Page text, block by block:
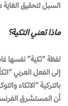
السبل لتحقيق
ماذا تعني التكية؟
لفظة “تكية” نفسها
إلى الفعل العربي
بالتركية “الاتكاء
أن المستشرق